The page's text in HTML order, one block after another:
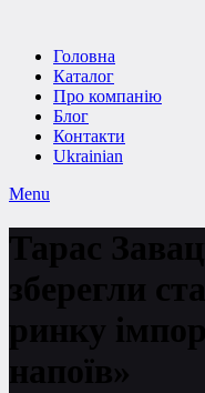
Головна
Каталог
Про компанію
Блог
Контакти
Ukrainian
Menu
Тарас
зберегли
ринку
напоїв»